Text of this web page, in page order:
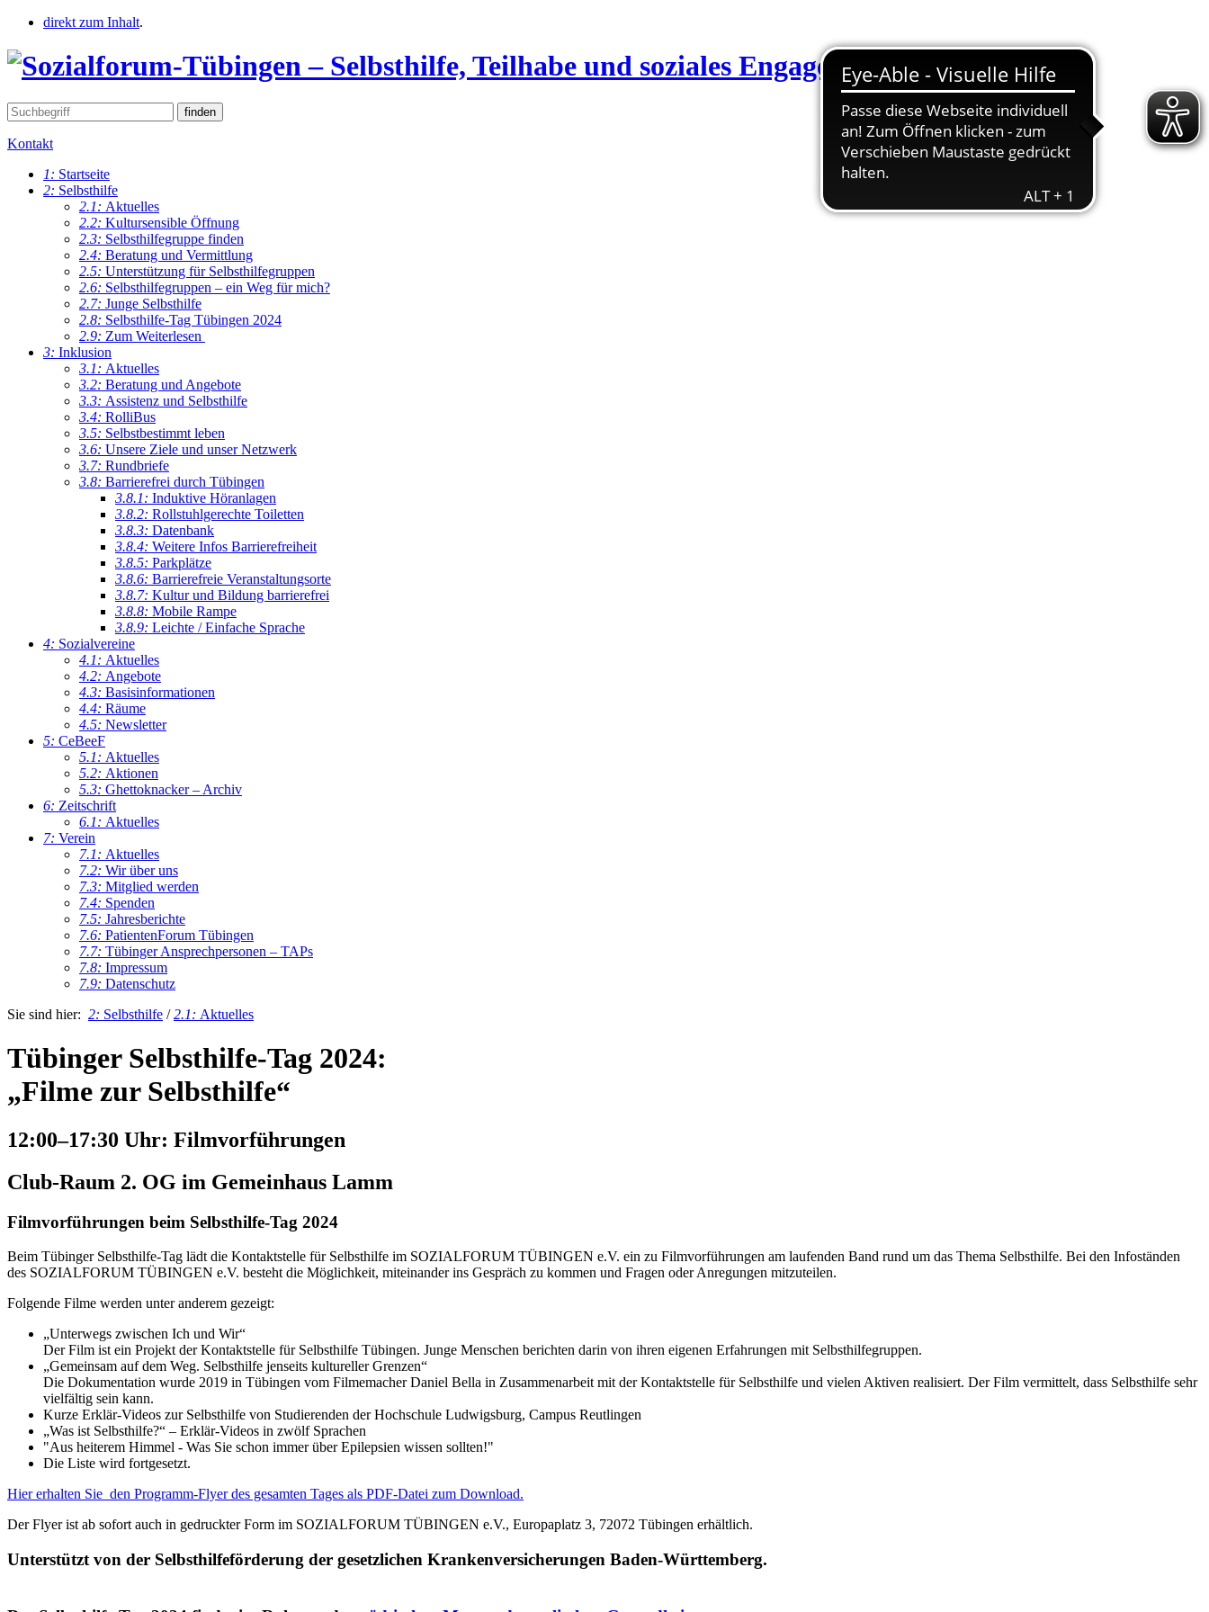
direkt zum Inhalt.
Startseite
Kontakt
1: Startseite
2: Selbsthilfe
2.1: Aktuelles
2.2: Kultursensible Öffnung
2.3: Selbsthilfegruppe finden
2.4: Beratung und Vermittlung
2.5: Unterstützung für Selbsthilfegruppen
2.6: Selbsthilfegruppen – ein Weg für mich?
2.7: Junge Selbsthilfe
2.8: Selbsthilfe-Tag Tübingen 2024
2.9: Zum Weiterlesen
3: Inklusion
3.1: Aktuelles
3.2: Beratung und Angebote
3.3: Assistenz und Selbsthilfe
3.4: RolliBus
3.5: Selbstbestimmt leben
3.6: Unsere Ziele und unser Netzwerk
3.7: Rundbriefe
3.8: Barrierefrei durch Tübingen
3.8.1: Induktive Höranlagen
3.8.2: Rollstuhlgerechte Toiletten
3.8.3: Datenbank
3.8.4: Weitere Infos Barrierefreiheit
3.8.5: Parkplätze
3.8.6: Barrierefreie Veranstaltungsorte
3.8.7: Kultur und Bildung barrierefrei
3.8.8: Mobile Rampe
3.8.9: Leichte / Einfache Sprache
4: Sozialvereine
4.1: Aktuelles
4.2: Angebote
4.3: Basisinformationen
4.4: Räume
4.5: Newsletter
5: CeBeeF
5.1: Aktuelles
5.2: Aktionen
5.3: Ghettoknacker – Archiv
6: Zeitschrift
6.1: Aktuelles
7: Verein
7.1: Aktuelles
7.2: Wir über uns
7.3: Mitglied werden
7.4: Spenden
7.5: Jahresberichte
7.6: PatientenForum Tübingen
7.7: Tübinger Ansprechpersonen – TAPs
7.8: Impressum
7.9: Datenschutz
Sie sind hier: 2: Selbsthilfe /2.1: Aktuelles
Tübinger Selbsthilfe-Tag 2024:
„Filme zur Selbsthilfe“
12:00–17:30 Uhr: Filmvorführungen
Club-Raum 2. OG im Gemeinhaus Lamm
Filmvorführungen beim Selbsthilfe-Tag 2024
Beim Tübinger Selbsthilfe-Tag lädt die Kontaktstelle für Selbsthilfe im SOZIALFORUM TÜBINGEN e.V. ein zu Filmvorführungen am laufenden Band rund um das Thema Selbsthilfe. Bei den Infoständen
des SOZIALFORUM TÜBINGEN e.V. besteht die Möglichkeit, miteinander ins Gespräch zu kommen und Fragen oder Anregungen mitzuteilen.
Folgende Filme werden unter anderem gezeigt:
„Unterwegs zwischen Ich und Wir“
Der Film ist ein Projekt der Kontaktstelle für Selbsthilfe Tübingen. Junge Menschen berichten darin von ihren eigenen Erfahrungen mit Selbsthilfegruppen.
„Gemeinsam auf dem Weg. Selbsthilfe jenseits kultureller Grenzen“
Die Dokumentation wurde 2019 in Tübingen vom Filmemacher Daniel Bella in Zusammenarbeit mit der Kontaktstelle für Selbsthilfe und vielen Aktiven realisiert. Der Film vermittelt, dass Selbsthilfe sehr
vielfältig sein kann.
Kurze Erklär-Videos zur Selbsthilfe von Studierenden der Hochschule Ludwigsburg, Campus Reutlingen
„Was ist Selbsthilfe?“ – Erklär-Videos in zwölf Sprachen
"Aus heiterem Himmel - Was Sie schon immer über Epilepsien wissen sollten!"
Die Liste wird fortgesetzt.
Hier erhalten Sie den Programm-Flyer des gesamten Tages als PDF-Datei zum Download.
Der Flyer ist ab sofort auch in gedruckter Form im SOZIALFORUM TÜBINGEN e.V., Europaplatz 3, 72072 Tübingen erhältlich.
Unterstützt von der Selbsthilfeförderung der gesetzlichen Krankenversicherungen Baden-Württemberg.